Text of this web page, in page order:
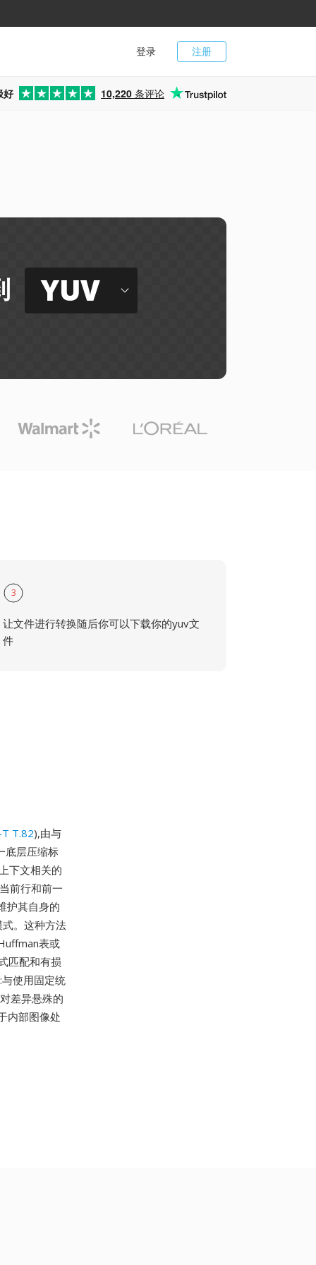
注册
登录
好 10,220 条评论
YUV
3
让文件进行转换随后你可以下载你的yuv文
件
T.82),由与
底层压缩标
下文相关的
前行和前一
护其自身的
。这种方法
表或
匹配和有损
使用固定统
差异悬殊的
内部图像处